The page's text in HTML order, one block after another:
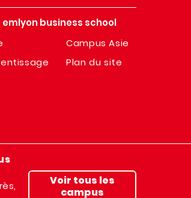
business school
Campus Asie
Plan du site
Voir tous les
campus